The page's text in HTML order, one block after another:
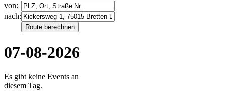
von:
nach:
07-08-2026
Es gibt keine Events an
diesem Tag.